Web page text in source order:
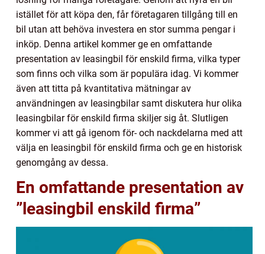
istället för att köpa den, får företagaren tillgång till en
bil utan att behöva investera en stor summa pengar i
inköp. Denna artikel kommer ge en omfattande
presentation av leasingbil för enskild firma, vilka typer
som finns och vilka som är populära idag. Vi kommer
även att titta på kvantitativa mätningar av
användningen av leasingbilar samt diskutera hur olika
leasingbilar för enskild firma skiljer sig åt. Slutligen
kommer vi att gå igenom för- och nackdelarna med att
välja en leasingbil för enskild firma och ge en historisk
genomgång av dessa.
En omfattande presentation av
”leasingbil enskild firma”